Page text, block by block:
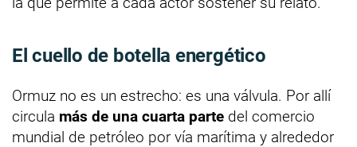
El cuello de botella energético
Ormuz no es un estrecho: es una válvula. Por allí
circula más de una cuarta parte del comercio
mundial de petróleo por vía marítima y alrededor